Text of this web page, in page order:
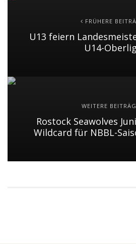
FRÜHERE
U13 feiern
U14-
WEITERE
Rostock Seawolves
Wildcard für NBBL-